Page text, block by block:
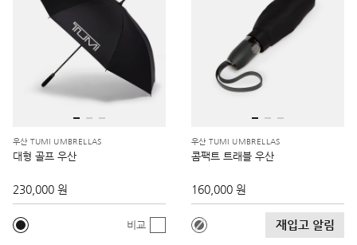
우산 TUMI UMBRELLAS
대형 골프 우산
230,000 원
비교
우산 TUMI UMBRELLAS
콤팩트 트래블 우산
160,000 원
재입고 알림